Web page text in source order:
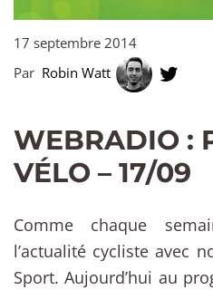
17 septembre 2014
Par Robin Watt
WEBRADIO :
VÉLO – 17/09
Comme chaque
l’actualité cycliste avec
Sport. Aujourd’hui au